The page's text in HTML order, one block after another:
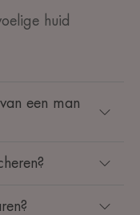
huid
een man